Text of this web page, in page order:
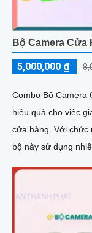
Bộ Camera Cửa
5,000,000 ₫
Combo Bộ Camera
hiệu quả cho việc
cửa hàng. Với chức năng ưu việt của các thiết bị thu âm, combo
bộ này sử dụng